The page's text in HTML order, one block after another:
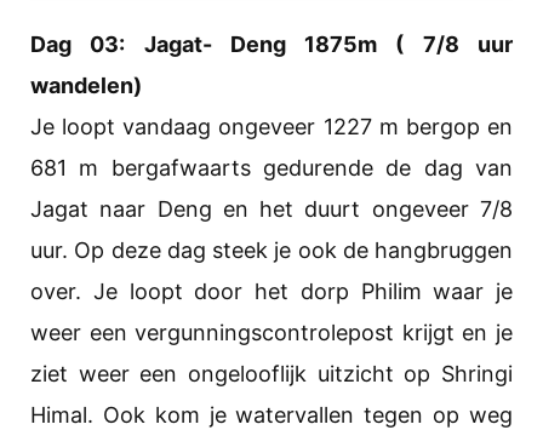
Dag 03: Jagat- Deng 1875m ( 7/8 uur
wandelen)
Je loopt vandaag ongeveer 1227 m bergop en
681 m bergafwaarts gedurende de dag van
Jagat naar Deng en het duurt ongeveer 7/8
uur. Op deze dag steek je ook de hangbruggen
over. Je loopt door het dorp Philim waar je
weer een vergunningscontrolepost krijgt en je
ziet weer een ongelooflijk uitzicht op Shringi
Himal. Ook kom je watervallen tegen op weg